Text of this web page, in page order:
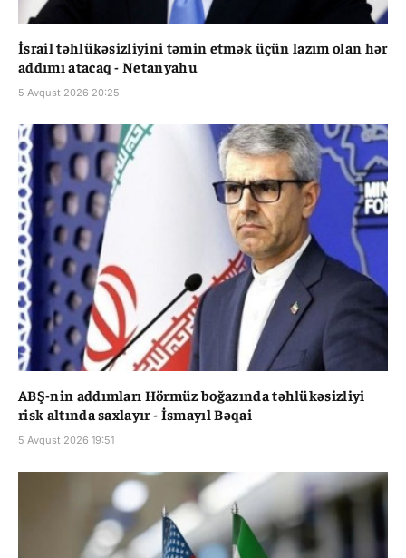
İsrail təhlükəsizliyini təmin etmək üçün lazım olan hər
addımı atacaq - Netanyahu
5 Avqust 2026 20:25
ABŞ-nin addımları Hörmüz boğazında təhlükəsizliyi
risk altında saxlayır - İsmayıl Bəqai
5 Avqust 2026 19:51